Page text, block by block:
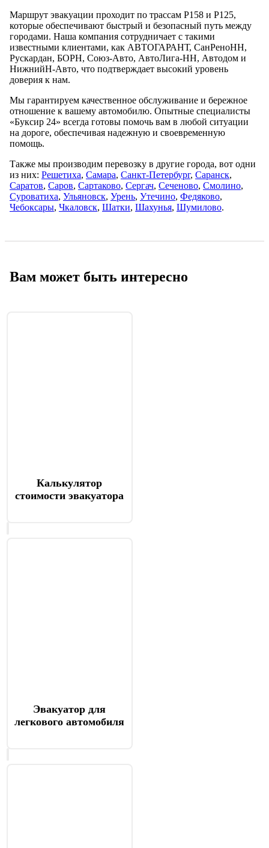
Маршрут эвакуации проходит по трассам Р158 и Р125,
которые обеспечивают быстрый и безопасный путь между
городами. Наша компания сотрудничает с такими
известными клиентами, как АВТОГАРАНТ, СанРеноНН,
Рускардан, БОРН, Союз-Авто, АвтоЛига-НН, Автодом и
НижнийН-Авто, что подтверждает высокий уровень
доверия к нам.
Мы гарантируем качественное обслуживание и бережное
отношение к вашему автомобилю. Опытные специалисты
«Буксир 24» всегда готовы помочь вам в любой ситуации
на дороге, обеспечивая надежную и своевременную
помощь.
Также мы производим перевозку в другие города, вот одни
из них: Решетиха, Самара, Санкт-Петербург, Саранск,
Саратов, Саров, Сартаково, Сергач, Сеченово, Смолино,
Суроватиха, Ульяновск, Урень, Утечино, Федяково,
Чебоксары, Чкaловск, Шатки, Шахунья, Шумилово.
Вам может быть интересно
Калькулятор
стоимости эвакуатора
Эвакуатор для
легкового автомобиля